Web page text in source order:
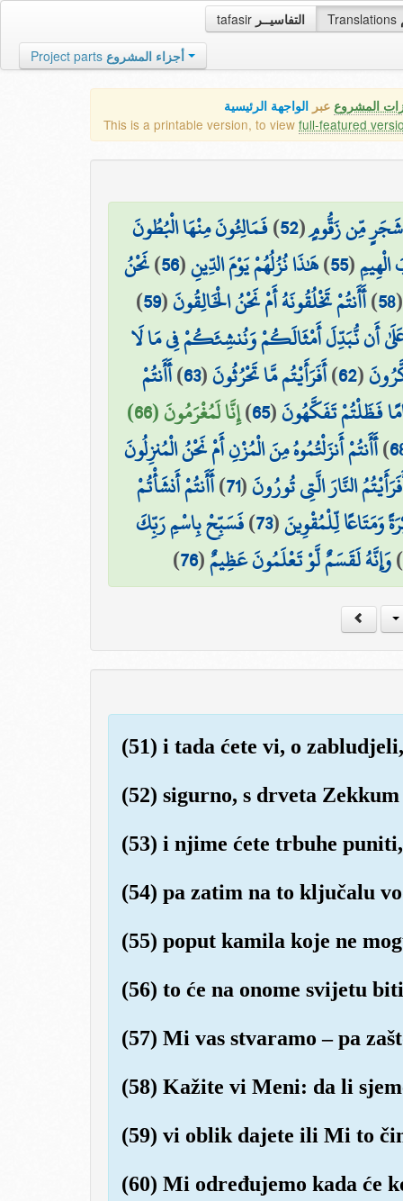
tafasir التفاسيــر Translations
Project parts أجزاء المشروع
المشروع عبر الواجهة الرئيسية
This is a printable version, to view full-featured
مِّن زَقُّومٍ(
52
)فَمَالِئُونَ مِنْهَا الْبُطُونَ
(
55
)هَٰذَا نُزُلُهُمْ يَوْمَ الدِّينِ(
56
)نَحْنُ
58
)أَأَنتُمْ تَخْلُقُونَهُ أَمْ نَحْنُ الْخَالِقُونَ(
59
)
أَن نُّبَدِّلَ أَمْثَالَكُمْ وَنُنشِئَكُمْ فِي مَا لَا
(
62
)أَفَرَأَيْتُم مَّا تَحْرُثُونَ(
63
)أَأَنتُمْ
فَظَلْتُمْ تَفَكَّهُونَ(
65
)إِنَّا لَمُغْرَمُونَ (66)
)أَأَنتُمْ أَنزَلْتُمُوهُ مِنَ الْمُزْنِ أَمْ نَحْنُ الْمُنزِلُونَ
النَّارَ الَّتِي تُورُونَ(
71
)أَأَنتُمْ أَنشَأْتُمْ
وَمَتَاعًا لِّلْمُقْوِينَ(
73
)فَسَبِّحْ بِاسْمِ رَبِّكَ
)وَإِنَّهُ لَقَسَمٌ لَّوْ تَعْلَمُونَ عَظِيمٌ(
76
)
(51) i tada ćete vi, o
(52) sigurno, s drveta
(53) i njime ćete trbuhe puniti,
(54) pa zatim na to ključalu
(55) poput kamila koje ne
(56) to će na onome svijetu
(57) Mi vas stvaramo – pa
(58) Kažite vi Meni: da li
(59) vi oblik dajete ili Mi to
(60) Mi određujemo kada će